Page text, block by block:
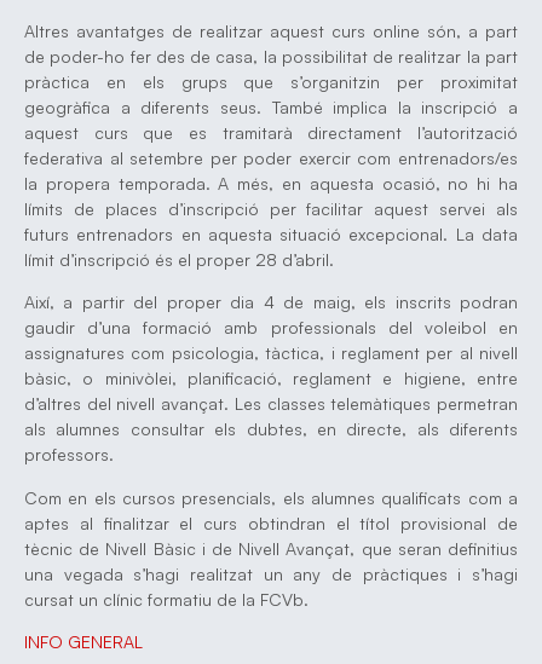
Altres avantatges de realitzar aquest curs online són, a part
de poder-ho fer des de casa, la possibilitat de realitzar la part
pràctica en els grups que s’organitzin per proximitat
geogràfica a diferents seus. També implica la inscripció a
aquest curs que es tramitarà directament l’autorització
federativa al setembre per poder exercir com entrenadors/es
la propera temporada. A més, en aquesta ocasió, no hi ha
límits de places d’inscripció per facilitar aquest servei als
futurs entrenadors en aquesta situació excepcional. La data
límit d’inscripció és el proper 28 d’abril.
Així, a partir del proper dia 4 de maig, els inscrits podran
gaudir d’una formació amb professionals del voleibol en
assignatures com psicologia, tàctica, i reglament per al nivell
bàsic, o minivòlei, planificació, reglament e higiene, entre
d’altres del nivell avançat. Les classes telemàtiques permetran
als alumnes consultar els dubtes, en directe, als diferents
professors.
Com en els cursos presencials, els alumnes qualificats com a
aptes al finalitzar el curs obtindran el títol provisional de
tècnic de Nivell Bàsic i de Nivell Avançat, que seran definitius
una vegada s’hagi realitzat un any de pràctiques i s’hagi
cursat un clínic formatiu de la FCVb.
INFO GENERAL